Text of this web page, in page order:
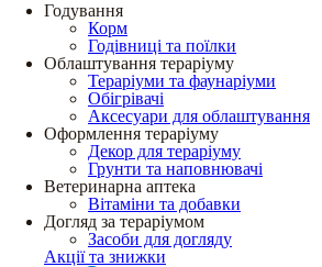
Годування
Корм
Годівниці та поїлки
Облаштування тераріуму
Тераріуми та фаунаріуми
Обігрівачі
Аксесуари для облаштування
Оформлення тераріуму
Декор для тераріуму
Грунти та наповнювачі
Ветеринарна аптека
Вітаміни та добавки
Догляд за тераріумом
Засоби для догляду
Акції та знижки